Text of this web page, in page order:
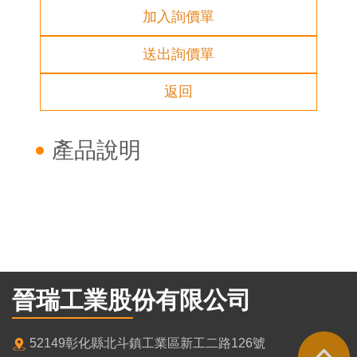
加入詢價單
送出詢價單
返回
產品說明
晉瑞工業股份有限公司
52149彰化縣北斗鎮工業區新工二路126號